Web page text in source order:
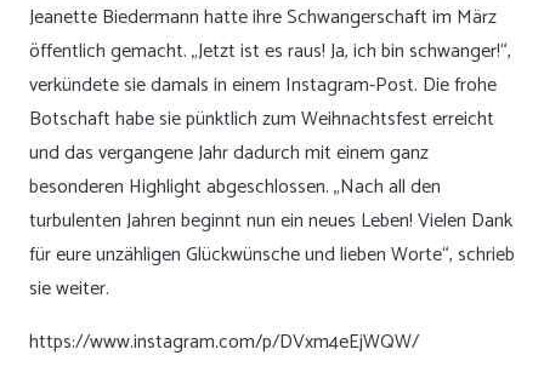
Jeanette Biedermann hatte ihre Schwangerschaft im März
öffentlich gemacht. „Jetzt ist es raus! Ja, ich bin schwanger!“,
verkündete sie damals in einem Instagram-Post. Die frohe
Botschaft habe sie pünktlich zum Weihnachtsfest erreicht
und das vergangene Jahr dadurch mit einem ganz
besonderen Highlight abgeschlossen. „Nach all den
turbulenten Jahren beginnt nun ein neues Leben! Vielen Dank
für eure unzähligen Glückwünsche und lieben Worte“, schrieb
sie weiter.
https://www.instagram.com/p/DVxm4eEjWQW/